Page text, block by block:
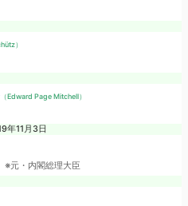
）
（Edward Page Mitchell）
年11月3日
※元・内閣総理大臣